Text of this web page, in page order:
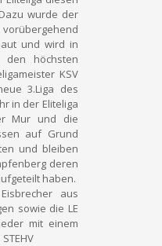
wurde der
und wird in
höchsten
KSV
3.Liga des
in der Eliteliga
Mur und die
auf Grund
und bleiben
deren
haben.
aus
sowie die LE
mit einem